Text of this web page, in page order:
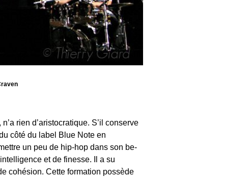
, n’a rien d’aristocratique. S’il conserve
côté du label Blue Note en
un peu de hip-hop dans son be-
et de finesse. Il a su
cohésion. Cette formation possède